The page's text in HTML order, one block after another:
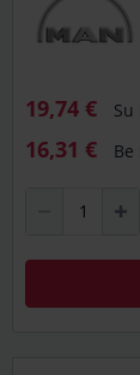
19,74 € Su
16,31 € Be